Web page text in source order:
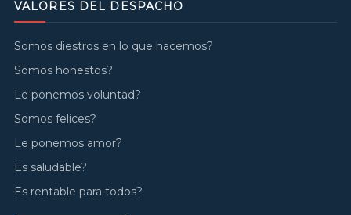
VALORES DEL DESPACHO
Somos diestros en lo que hacemos?
Somos honestos?
Le ponemos voluntad?
Somos felices?
Le ponemos amor?
Es saludable?
Es rentable para todos?